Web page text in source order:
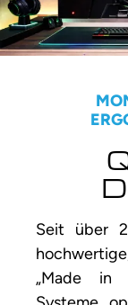
Seit über
„Made in